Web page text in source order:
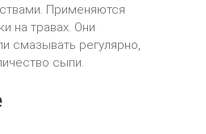
Применяются
на травах. Они
смазывать регулярно,
сыпи.